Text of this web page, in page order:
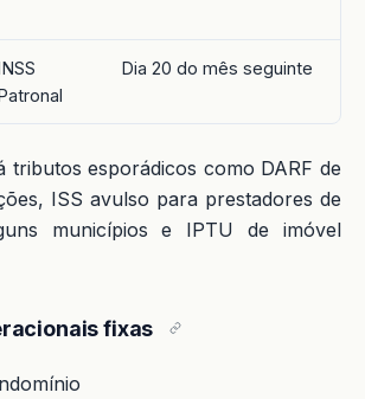
Dia 20 do mês seguinte
tributos esporádicos como DARF de
ISS avulso para prestadores de
municípios e IPTU de imóvel
fixas